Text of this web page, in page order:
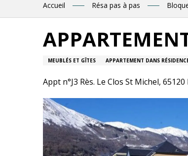
Accueil Résa pas à pas
MEUBLÉS ET GÎTES APPARTEMENT DANS
Appt n°J3 Rès. Le Clos St Michel,